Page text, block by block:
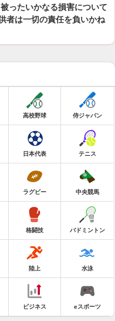
ったいかなる損害について
者は一切の責任を負いかね
高校野球 侍ジャパン
日本代表 テニス
ラグビー 中央競馬
格闘技 バドミントン
陸上 水泳
ビジネス eスポーツ